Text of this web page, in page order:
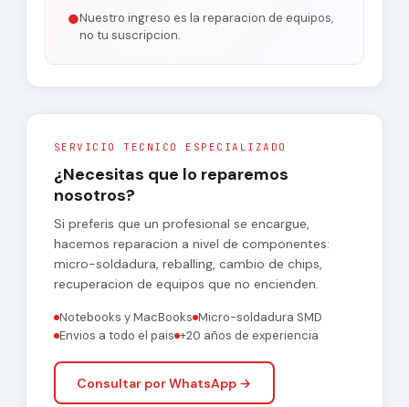
●Nuestro ingreso es la reparacion de equipos,
no tu suscripcion.
SERVICIO TECNICO ESPECIALIZADO
¿Necesitas que lo reparemos
nosotros?
Si preferis que un profesional se encargue,
hacemos reparacion a nivel de componentes:
micro-soldadura, reballing, cambio de chips,
recuperacion de equipos que no encienden.
Notebooks y MacBooks Micro-soldadura SMD
Envios a todo el pais +20 años de experiencia
Consultar por WhatsApp →